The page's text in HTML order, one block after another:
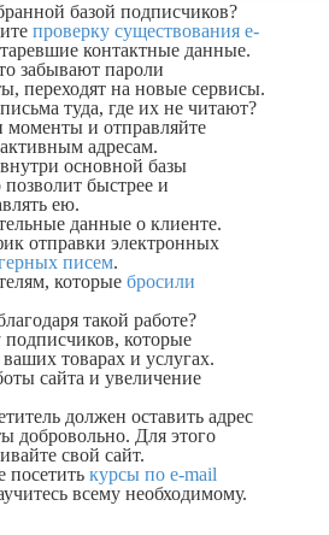
базой подписчиков?
проверку существования e-
контактные данные.
забывают пароли
переходят на новые сервисы.
туда, где их не читают?
моменты и отправляйте
адресам.
основной базы
быстрее и
ею.
данные о клиенте.
отправки электронных
писем.
которыебросили
такой работе?
подписчиков, которые
товарах и услугах.
сайта и увеличение
должен оставить адрес
добровольно. Для этого
свой сайт.
посетитькурсы по e-mail
всему необходимому.